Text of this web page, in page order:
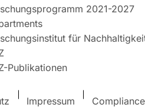
2021-2027
für
Publikationen
Impressum Compliance